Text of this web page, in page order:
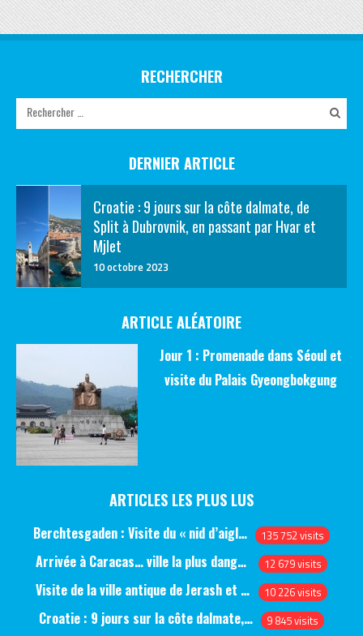
RECHERCHER
DERNIER ARTICLE
Croatie : 9 jours sur la côte dalmate, de
Split à Dubrovnik, en passant par Hvar et
Mjlet
10 octobre 2023
ARTICLE ALÉATOIRE
Jour 1 : Promenade dans Séoul et
visite du Palais Gyeongbokgung
ARTICLES LES PLUS LUS
Berchtesgaden : Visite du « nid d’aigle » et des bunkers d’Hitler 135 752 visits
Arrivée à Caracas… ville la plus dangereuse du monde (jour 1) 12 679 visits
Visite de la ville antique de Jerash et du château d’Ajlun (jour 1) 10 226 visits
Croatie : 9 jours sur la côte dalmate, de Split à Dubrovnik, en passant par Hvar et Mjlet 9 845 visits